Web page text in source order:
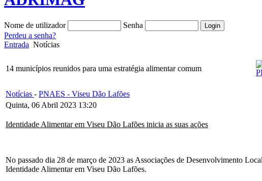
Nome de utilizador
Senha
Perdeu a senha?
Entrada Notícias
14 municípios reunidos para uma estratégia alimentar comum
Notícias - PNAES - Viseu Dão Lafões
Quinta, 06 Abril 2023 13:20
Identidade Alimentar em Viseu Dão Lafões inicia as suas ações
No passado dia 28 de março de 2023 as Associações de Desenvolvimento
Identidade Alimentar em Viseu Dão Lafões.